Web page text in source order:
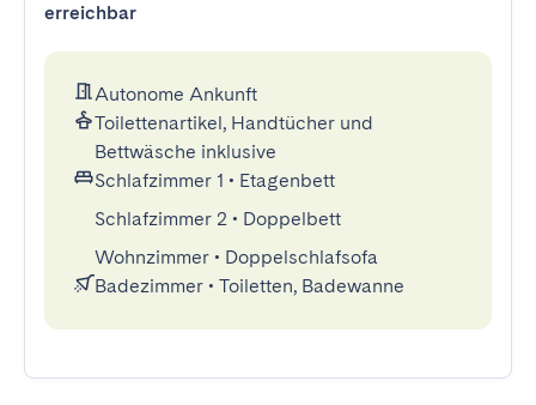
erreichbar
Autonome Ankunft
Toilettenartikel, Handtücher und
Bettwäsche inklusive
Schlafzimmer 1 • Etagenbett
Schlafzimmer 2 • Doppelbett
Wohnzimmer • Doppelschlafsofa
Badezimmer • Toiletten, Badewanne